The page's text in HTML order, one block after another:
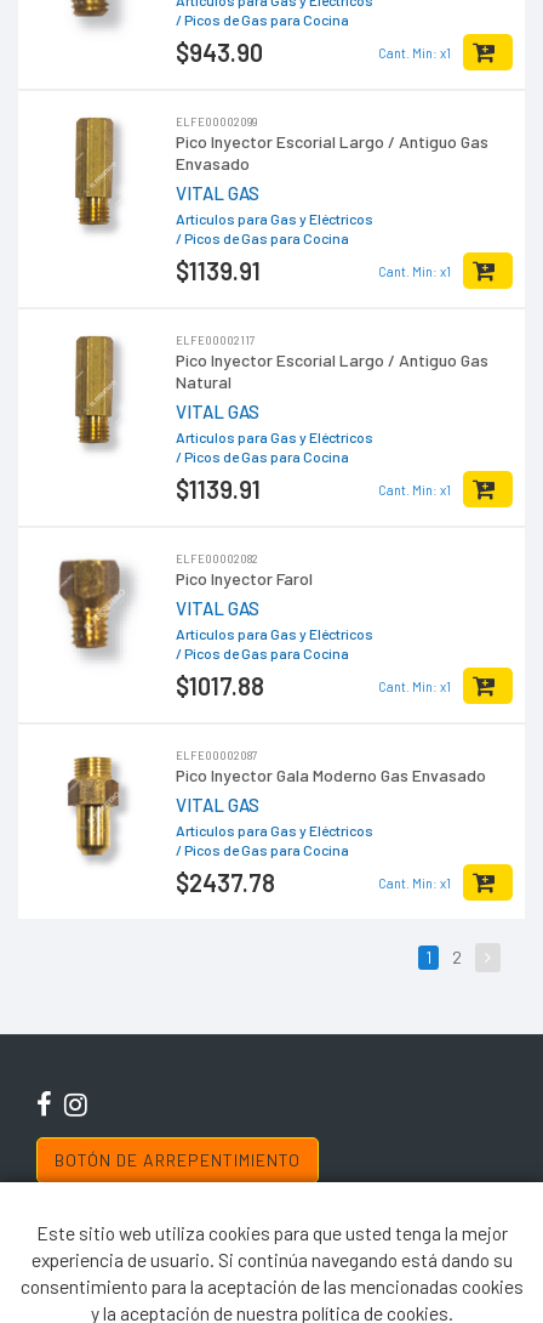
/ Picos de Gas para Cocina
$943.90 Cant. Min: x1
ELFE00002099
Pico Inyector Escorial Largo / Antiguo Gas
Envasado
VITAL GAS
Articulos para Gas y Eléctricos
/ Picos de Gas para Cocina
$1139.91 Cant. Min: x1
ELFE00002117
Pico Inyector Escorial Largo / Antiguo Gas
Natural
VITAL GAS
Articulos para Gas y Eléctricos
/ Picos de Gas para Cocina
$1139.91 Cant. Min: x1
ELFE00002082
Pico Inyector Farol
VITAL GAS
Articulos para Gas y Eléctricos
/ Picos de Gas para Cocina
$1017.88 Cant. Min: x1
ELFE00002087
Pico Inyector Gala Moderno Gas Envasado
VITAL GAS
Articulos para Gas y Eléctricos
/ Picos de Gas para Cocina
$2437.78 Cant. Min: x1
1 2
BOTÓN DE ARREPENTIMIENTO
El uso de este sitio web implica la aceptación de los Términos y Condicionesy de
las Políticas de Privacidad de El Ferretero. Las fotos son a modo ilustrativo. La
venta de cualquiera de los productos publicados está sujeta a la verificación de
stock. Los precios online para los productos presentados/publicados en
www.elferretero.com.ar y/o www.elferretero.com son válidos exclusivamente para
la compra vía internet en las páginas antes mencionadas.
Este sitio web utiliza cookies para que usted tenga la mejor
experiencia de usuario. Si continúa navegando está dando su
consentimiento para la aceptación de las mencionadas cookies
y la aceptación de nuestra política de cookies.